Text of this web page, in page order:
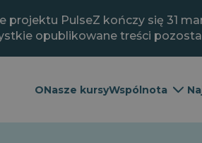
projektu PulseZ kończy się 31
opublikowane treści
ONasze kursyWspólnota